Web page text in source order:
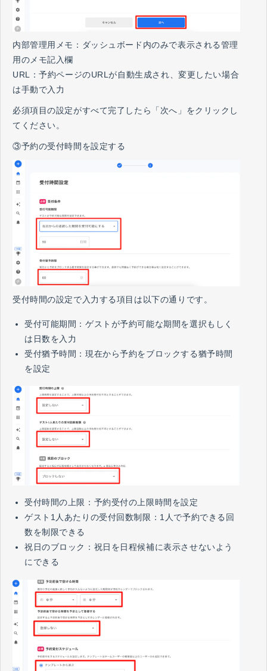
内部管理用メモ：ダッシュボード内のみで表示される管理
用のメモ記入欄
URL：予約ページのURLが自動生成され、変更したい場合
は手動で入力
必須項目の設定がすべて完了したら「次へ」をクリックし
てください。
③予約の受付時間を設定する
受付時間の設定で入力する項目は以下の通りです。
受付可能期間：ゲストが予約可能な期間を選択もしく
は日数を入力
受付猶予時間：現在から予約をブロックする猶予時間
を設定
受付時間の上限：予約受付の上限時間を設定
ゲスト1人あたりの受付回数制限：1人で予約できる回
数を制限できる
祝日のブロック：祝日を日程候補に表示させないよう
にできる